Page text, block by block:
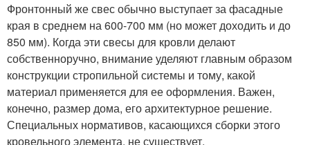
Фронтонный же свес обычно выступает за фасадные
края в среднем на 600-700 мм (но может доходить и до
850 мм). Когда эти свесы для кровли делают
собственноручно, внимание уделяют главным образом
конструкции стропильной системы и тому, какой
материал применяется для ее оформления. Важен,
конечно, размер дома, его архитектурное решение.
Специальных нормативов, касающихся сборки этого
кровельного элемента, не существует.